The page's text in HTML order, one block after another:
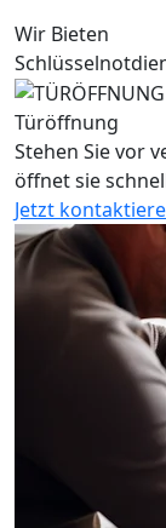
Wir Bieten
Türöffnung
Stehen Sie vor
öffnet sie
Jetzt